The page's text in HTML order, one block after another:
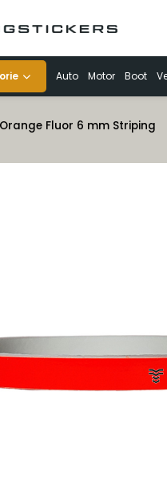
Auto Motor Boot
Orange Fluor 6 mm Striping